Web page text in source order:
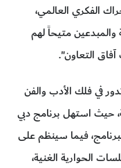
الفكري العالمي،
والمبدعين متيحاً لهم
التعاون".
في فلك الأدب والفن
حيث استهل برنامج دبي
فيما سينظم على
الحوارية الغنية،